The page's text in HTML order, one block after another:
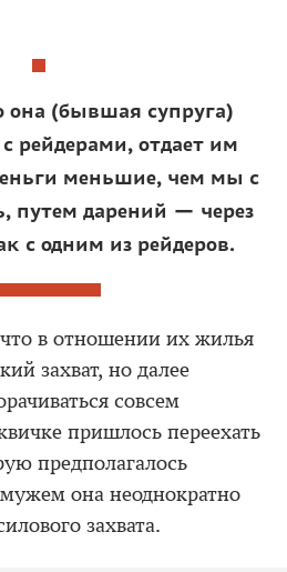
(бывшая супруга)
рейдерами, отдает им
меньшие, чем мы с
путем дарений — через
с одним из рейдеров.
в отношении их жилья
захват, но далее
совсем
пришлось переехать
предполагалось
она неоднократно
захвата.